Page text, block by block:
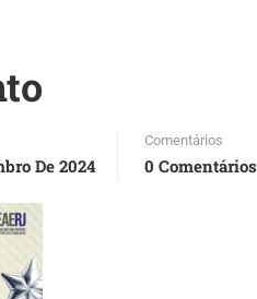
De 2024
Comentários
0 Comentários